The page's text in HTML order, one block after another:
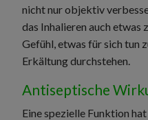
nicht nur objektiv
das Inhalieren auch etwas
Gefühl, etwas für sich tun
Erkältung durchstehen.
Antiseptische
Eine spezielle Funktion